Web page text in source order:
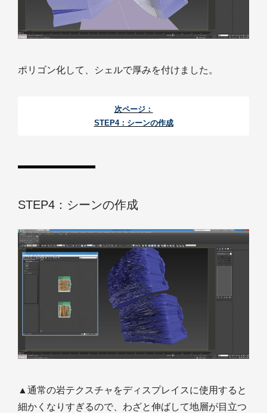
ポリゴン化して、シェルで厚みを付けました。
次ページ：
STEP4：シーンの作成
STEP4：シーンの作成
▲通常の岩テクスチャをディスプレイスに使用すると
細かくなりすぎるので、わざと伸ばして地層が目立つ